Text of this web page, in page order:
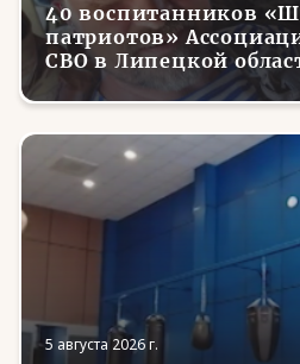
40 воспитанников
патриотов»
СВО в Липецкой
первые парашютные
5 августа 2026 г.